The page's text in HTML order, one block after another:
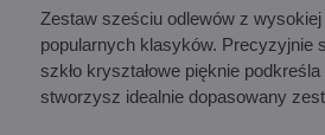
Zestaw sześciu odlewów z
popularnych klasyków. Precyzyjnie
szkło kryształowe pięknie
stworzysz idealnie dopasowany